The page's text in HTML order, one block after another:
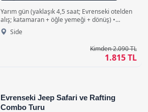
Yarım gün (yaklaşık 4,5 saat; Evrenseki otelden
alış; katamaran + öğle yemeği + dönüş) •
Evrenseki'deki otelinizden lüks ve klimalı
araçlarla alınıp tur bitiminde otelinize bırakılma
Side
Kimden 2.090 TL
1.815 TL
Evrenseki Jeep Safari ve Rafting
Combo Turu